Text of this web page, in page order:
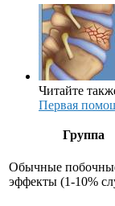
Читайте
Первая
Группа
Обычные
эффекты (1-10%